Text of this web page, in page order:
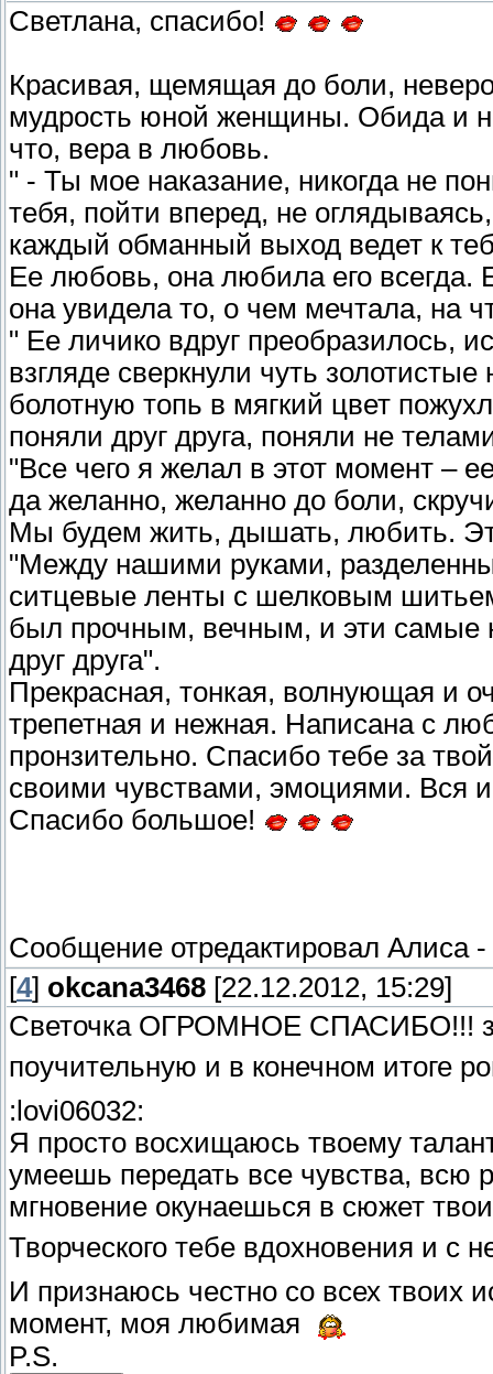
Светлана, спасибо!
Красивая, щемящая до боли,
мудрость юной женщины. Обида и
что, вера в любовь.
" - Ты мое наказание, никогда не
тебя, пойти вперед, не
каждый обманный выход ведет к
Ее любовь, она любила его всегда.
она увидела то, о чем мечтала, на
" Ее личико вдруг преобразилось,
взгляде сверкнули чуть
болотную топь в мягкий цвет
поняли друг друга, поняли не
"Все чего я желал в этот момент –
да желанно, желанно до боли,
Мы будем жить, дышать, любить.
"Между нашими руками,
ситцевые ленты с шелковым
был прочным, вечным, и эти самые
друг друга".
Прекрасная, тонкая, волнующая и
трепетная и нежная. Написана с
пронзительно. Спасибо тебе за
своими чувствами, эмоциями. Вся
Спасибо большое!
Сообщение отредактировал Алиса-
[4] okcana3468 [22.12.2012, 15:29]
Светочка ОГРОМНОЕ СПАСИБО!!! за
поучительную и в конечном итоге
:lovi06032:
Я просто восхищаюсь твоему
умеешь передать все чувства, всю
мгновение окунаешься в сюжет
Творческого тебе вдохновения и с
И признаюсь честно со всех твоих
момент, моя любимая
P.S.